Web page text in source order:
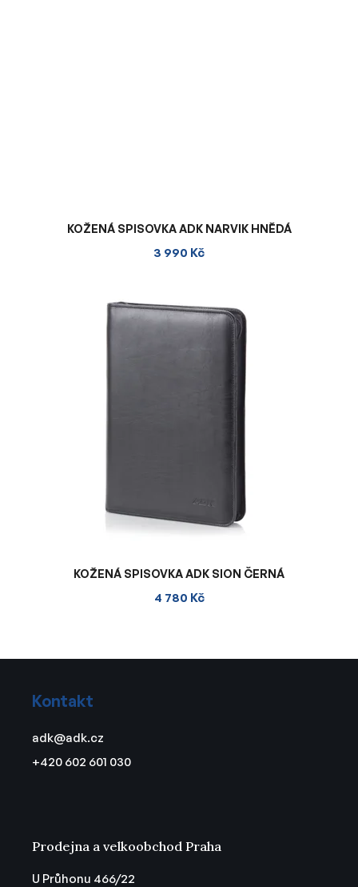
KOŽENÁ SPISOVKA ADK NARVIK HNĚDÁ
3 990 Kč
KOŽENÁ SPISOVKA ADK SION ČERNÁ
4 780 Kč
Kontakt
adk@adk.cz
+420 602 601 030
Prodejna a velkoobchod Praha
U Průhonu 466/22